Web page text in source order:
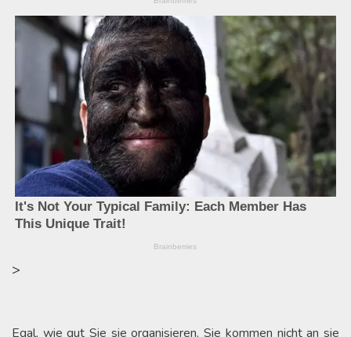
>
Egal, wie gut Sie sie organisieren, Sie kommen nicht an sie